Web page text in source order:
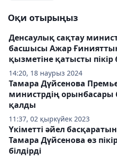
Оқи отырыңыз
14:20, 18 наурыз 2024
Денсаулық сақтау
басшысы Ажар
қызметіне қатысты пікір
11:37, 02 қыркүйек 2023
Тамара Дүйсенова
министрдің орынбасары
қалды
Үкіметті әйел
Тамара Дүйсенова өз
білдірді